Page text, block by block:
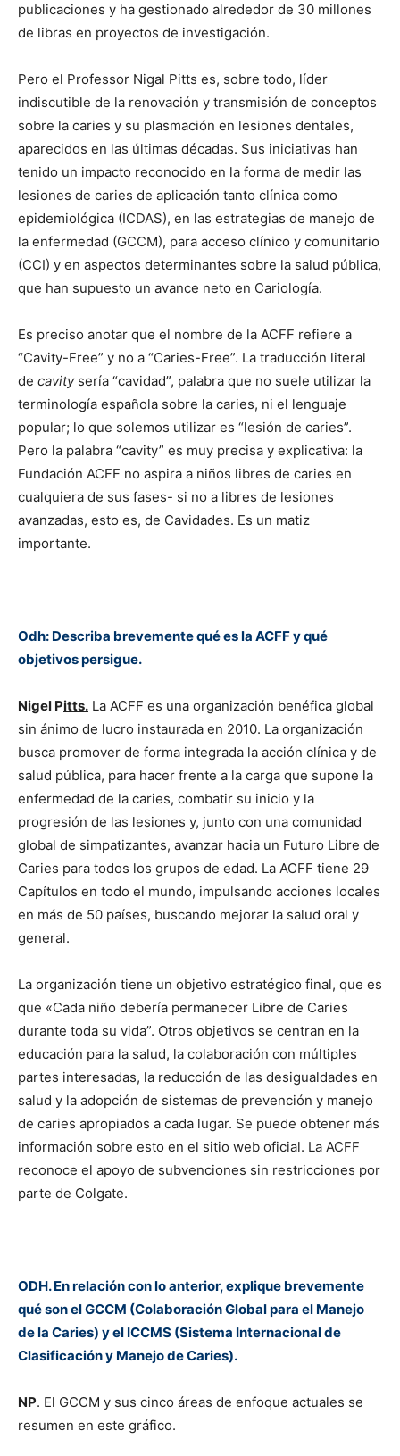
publicaciones y ha gestionado alrededor de 30 millones
de libras en proyectos de investigación.
Pero el Professor Nigal Pitts es, sobre todo, líder
indiscutible de la renovación y transmisión de conceptos
sobre la caries y su plasmación en lesiones dentales,
aparecidos en las últimas décadas. Sus iniciativas han
tenido un impacto reconocido en la forma de medir las
lesiones de caries de aplicación tanto clínica como
epidemiológica (ICDAS), en las estrategias de manejo de
la enfermedad (GCCM), para acceso clínico y comunitario
(CCI) y en aspectos determinantes sobre la salud pública,
que han supuesto un avance neto en Cariología.
Es preciso anotar que el nombre de la ACFF refiere a
“Cavity-Free” y no a “Caries-Free”. La traducción literal
de cavitysería “cavidad”, palabra que no suele utilizar la
terminología española sobre la caries, ni el lenguaje
popular; lo que solemos utilizar es “lesión de caries”.
Pero la palabra “cavity” es muy precisa y explicativa: la
Fundación ACFF no aspira a niños libres de caries en
cualquiera de sus fases- si no a libres de lesiones
avanzadas, esto es, de Cavidades. Es un matiz
importante.
Odh: Describa brevemente qué es la ACFF y qué
objetivos persigue.
Nigel Pitts. La ACFF es una organización benéfica global
sin ánimo de lucro instaurada en 2010. La organización
busca promover de forma integrada la acción clínica y de
salud pública, para hacer frente a la carga que supone la
enfermedad de la caries, combatir su inicio y la
progresión de las lesiones y, junto con una comunidad
global de simpatizantes, avanzar hacia un Futuro Libre de
Caries para todos los grupos de edad. La ACFF tiene 29
Capítulos en todo el mundo, impulsando acciones locales
en más de 50 países, buscando mejorar la salud oral y
general.
La organización tiene un objetivo estratégico final, que es
que «Cada niño debería permanecer Libre de Caries
durante toda su vida”. Otros objetivos se centran en la
educación para la salud, la colaboración con múltiples
partes interesadas, la reducción de las desigualdades en
salud y la adopción de sistemas de prevención y manejo
de caries apropiados a cada lugar. Se puede obtener más
información sobre esto en el sitio web oficial. La ACFF
reconoce el apoyo de subvenciones sin restricciones por
parte de Colgate.
ODH. En relación con lo anterior, explique brevemente
qué son el GCCM (Colaboración Global para el Manejo
de la Caries) y el ICCMS (Sistema Internacional de
Clasificación y Manejo de Caries).
NP. El GCCM y sus cinco áreas de enfoque actuales se
resumen en este gráfico.